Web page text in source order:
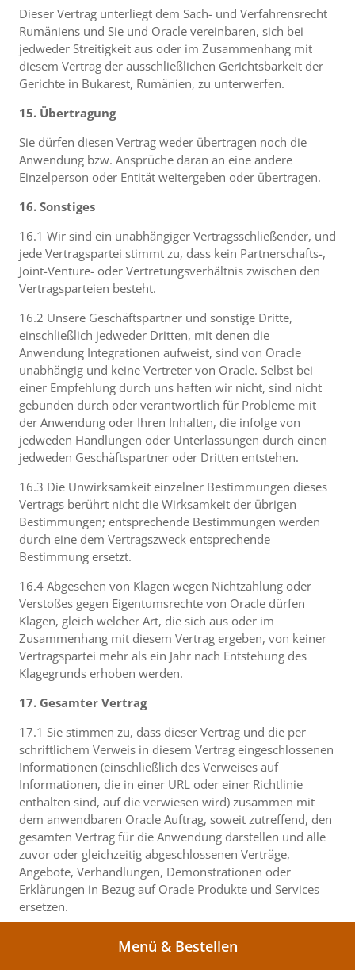
Dieser Vertrag unterliegt dem Sach- und Verfahrensrecht
Rumäniens und Sie und Oracle vereinbaren, sich bei
jedweder Streitigkeit aus oder im Zusammenhang mit
diesem Vertrag der ausschließlichen Gerichtsbarkeit der
Gerichte in Bukarest, Rumänien, zu unterwerfen.
15. Übertragung
Sie dürfen diesen Vertrag weder übertragen noch die
Anwendung bzw. Ansprüche daran an eine andere
Einzelperson oder Entität weitergeben oder übertragen.
16. Sonstiges
16.1 Wir sind ein unabhängiger Vertragsschließender, und
jede Vertragspartei stimmt zu, dass kein Partnerschafts-,
Joint-Venture- oder Vertretungsverhältnis zwischen den
Vertragsparteien besteht.
16.2 Unsere Geschäftspartner und sonstige Dritte,
einschließlich jedweder Dritten, mit denen die
Anwendung Integrationen aufweist, sind von Oracle
unabhängig und keine Vertreter von Oracle. Selbst bei
einer Empfehlung durch uns haften wir nicht, sind nicht
gebunden durch oder verantwortlich für Probleme mit
der Anwendung oder Ihren Inhalten, die infolge von
jedweden Handlungen oder Unterlassungen durch einen
jedweden Geschäftspartner oder Dritten entstehen.
16.3 Die Unwirksamkeit einzelner Bestimmungen dieses
Vertrags berührt nicht die Wirksamkeit der übrigen
Bestimmungen; entsprechende Bestimmungen werden
durch eine dem Vertragszweck entsprechende
Bestimmung ersetzt.
16.4 Abgesehen von Klagen wegen Nichtzahlung oder
Verstoßes gegen Eigentumsrechte von Oracle dürfen
Klagen, gleich welcher Art, die sich aus oder im
Zusammenhang mit diesem Vertrag ergeben, von keiner
Vertragspartei mehr als ein Jahr nach Entstehung des
Klagegrunds erhoben werden.
17. Gesamter Vertrag
17.1 Sie stimmen zu, dass dieser Vertrag und die per
schriftlichem Verweis in diesem Vertrag eingeschlossenen
Informationen (einschließlich des Verweises auf
Informationen, die in einer URL oder einer Richtlinie
enthalten sind, auf die verwiesen wird) zusammen mit
dem anwendbaren Oracle Auftrag, soweit zutreffend, den
gesamten Vertrag für die Anwendung darstellen und alle
zuvor oder gleichzeitig abgeschlossenen Verträge,
Angebote, Verhandlungen, Demonstrationen oder
Erklärungen in Bezug auf Oracle Produkte und Services
ersetzen.
Bestimmungen dieses Vertrags und jedes Oracle Auftrags,
Menü & Bestellen